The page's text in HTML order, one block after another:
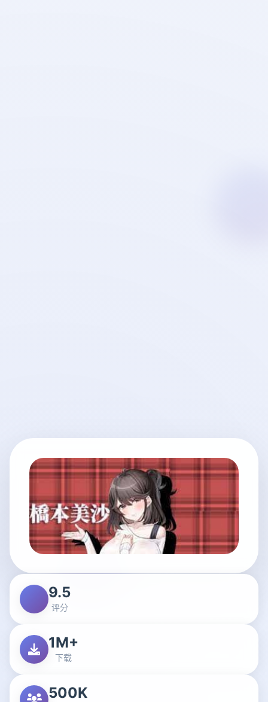
9.5
评分
1M+
下载
500K